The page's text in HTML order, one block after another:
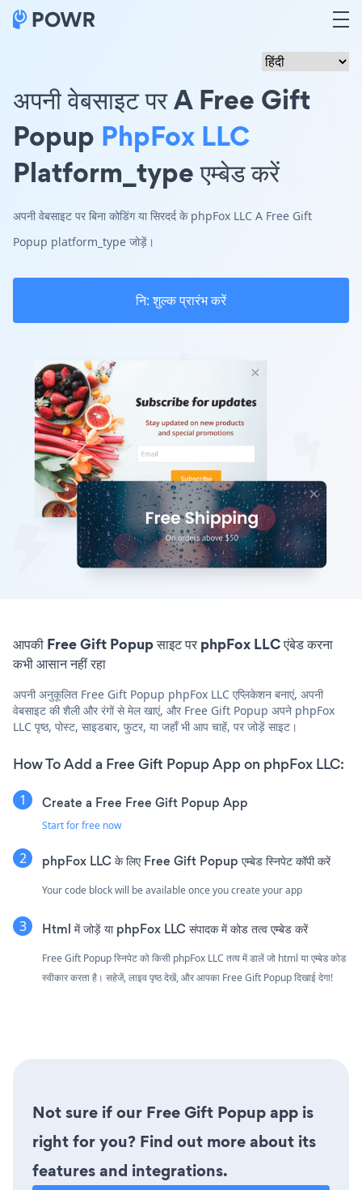
अपनी वेबसाइट पर A Free Gift
Popup PhpFox LLC
Platform_type एम्बेड करें
अपनी वेबसाइट पर बिना कोडिंग या सिरदर्द के phpFox LLC A Free Gift
Popup platform_type जोड़ें।
नि: शुल्क प्रारंभ करें
आपकी Free Gift Popup साइट पर phpFox LLC एंबेड करना
कभी आसान नहीं रहा
अपनी अनुकूलित Free Gift Popup phpFox LLC एप्लिकेशन बनाएं, अपनी
वेबसाइट की शैली और रंगों से मेल खाएं, और Free Gift Popup अपने phpFox
LLC पृष्ठ, पोस्ट, साइडबार, फुटर, या जहाँ भी आप चाहें, पर जोड़ें साइट।
How To Add a Free Gift Popup App on phpFox LLC:
Create a Free Free Gift Popup App
Start for free now
phpFox LLC के लिए Free Gift Popup एम्बेड स्निपेट कॉपी करें
Your code block will be available once you create your app
Html में जोड़ें या phpFox LLC संपादक में कोड तत्व एम्बेड करें
Free Gift Popup स्निपेट को किसी phpFox LLC तत्व में डालें जो html या एम्बेड कोड
स्वीकार करता है। सहेजें, लाइव पृष्ठ देखें, और आपका Free Gift Popup दिखाई देगा!
Not sure if our Free Gift Popup app is
right for you? Find out more about its
features and integrations.